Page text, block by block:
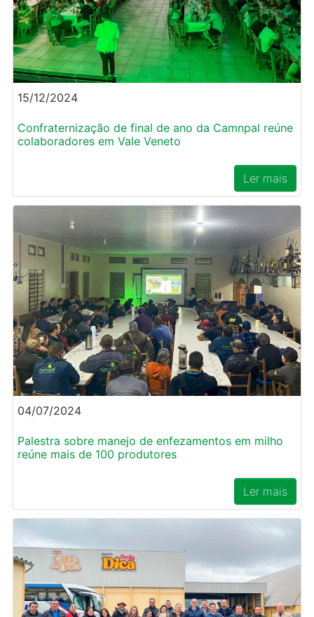
15/12/2024
Confraternização de final de ano da Camnpal reúne
colaboradores em Vale Veneto
Ler mais
04/07/2024
Palestra sobre manejo de enfezamentos em milho
reúne mais de 100 produtores
Ler mais